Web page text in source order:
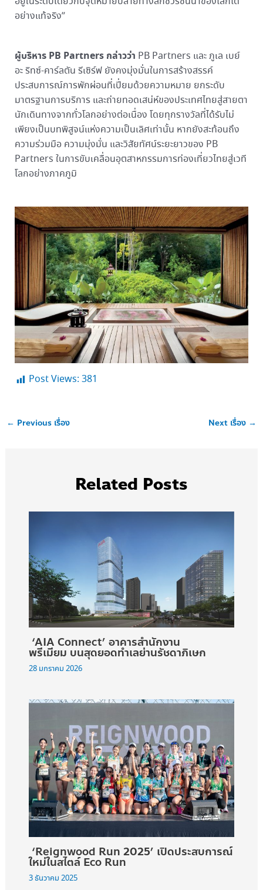
อย่างแท้จริง”
ผู้บริหาร PB Partners กล่าวว่า PB Partners และ ภูเล เบย์
อะ ริทซ์-คาร์ลตัน รีเซิร์ฟ ยังคงมุ่งมั่นในการสร้างสรรค์
ประสบการณ์การพักผ่อนที่เปี่ยมด้วยความหมาย ยกระดับ
มาตรฐานการบริการ และถ่ายทอดเสน่ห์ของประเทศไทยสู่สายตา
นักเดินทางจากทั่วโลกอย่างต่อเนื่อง โดยทุกรางวัลที่ได้รับไม่
เพียงเป็นบทพิสูจน์แห่งความเป็นเลิศเท่านั้น หากยังสะท้อนถึง
ความร่วมมือ ความมุ่งมั่น และวิสัยทัศน์ระยะยาวของ PB
Partners ในการขับเคลื่อนอุตสาหกรรมการท่องเที่ยวไทยสู่เวที
โลกอย่างภาคภูมิ
Post Views: 381
← Previous เรื่อง Next เรื่อง →
Related Posts
‘AIA Connect’ อาคารสำนักงาน
พรีเมียม บนสุดยอดทำเลย่านรัชดาภิเษก
28 มกราคม 2026
‘Reignwood Run 2025’ เปิดประสบการณ์
ใหม่ในสไตล์ Eco Run
3 ธันวาคม 2025